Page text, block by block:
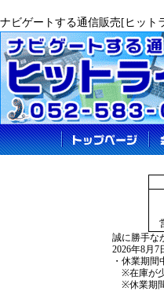
ナビゲートする通信販売[ヒット
誠に勝手な
2026年8月7
・休業期
※在庫が少
※休業期間